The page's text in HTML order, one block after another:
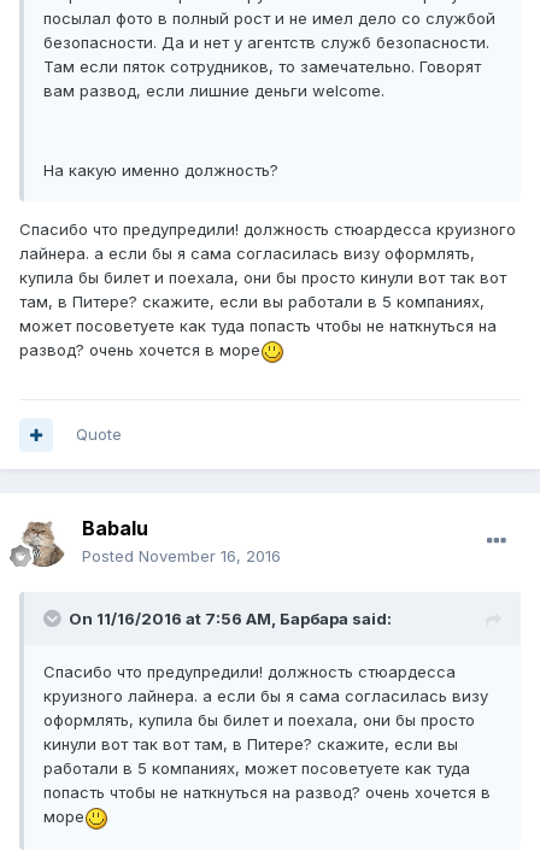
посылал фото в полный рост и не имел дело со службой
безопасности. Да и нет у агентств служб безопасности.
Там если пяток сотрудников, то замечательно. Говорят
вам развод, если лишние деньги welcome.
На какую именно должность?
Спасибо что предупредили! должность стюардесса круизного
лайнера. а если бы я сама согласилась визу оформлять,
купила бы билет и поехала, они бы просто кинули вот так вот
там, в Питере? скажите, если вы работали в 5 компаниях,
может посоветуете как туда попасть чтобы не наткнуться на
развод? очень хочется в море
Quote
Babalu
Posted November 16, 2016
On 11/16/2016 at 7:56 AM, Барбара said:
Спасибо что предупредили! должность стюардесса
круизного лайнера. а если бы я сама согласилась визу
оформлять, купила бы билет и поехала, они бы просто
кинули вот так вот там, в Питере? скажите, если вы
работали в 5 компаниях, может посоветуете как туда
попасть чтобы не наткнуться на развод? очень хочется в
море